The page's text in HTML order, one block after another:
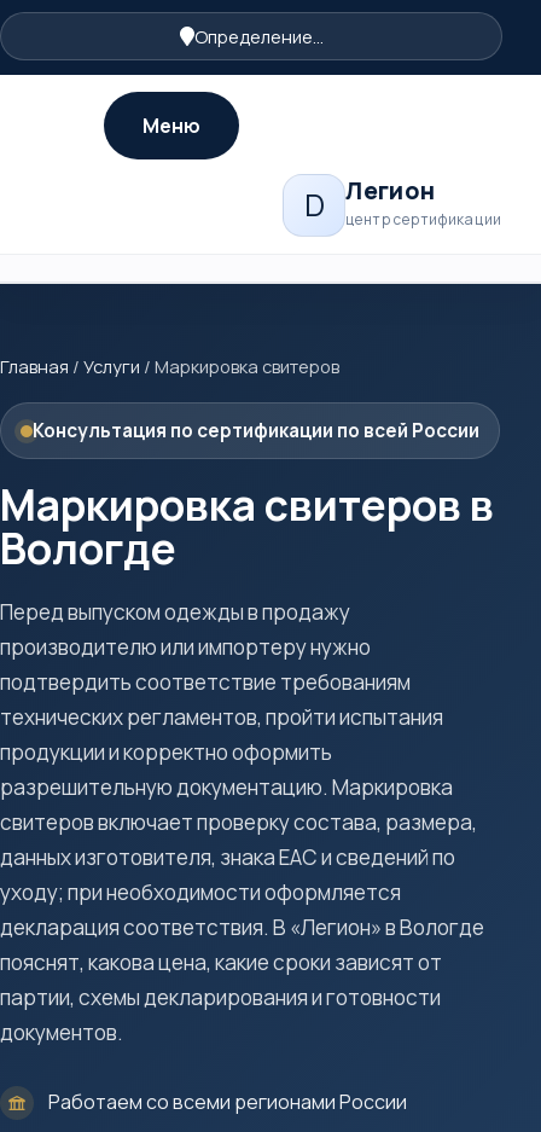
Определение...
D Легион
центр сертификации
Меню
Главная / Услуги / Маркировка свитеров
Консультация по сертификации по всей России
Маркировка свитеров в
Вологде
Перед выпуском одежды в продажу
производителю или импортеру нужно
подтвердить соответствие требованиям
технических регламентов, пройти испытания
продукции и корректно оформить
разрешительную документацию. Маркировка
свитеров включает проверку состава, размера,
данных изготовителя, знака ЕАС и сведений по
уходу; при необходимости оформляется
декларация соответствия. В «Легион» в Вологде
пояснят, какова цена, какие сроки зависят от
партии, схемы декларирования и готовности
документов.
Работаем со всеми регионами России